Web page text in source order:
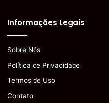
Informações Legais
Sobre Nós
Política de Privacidade
Termos de Uso
Contato